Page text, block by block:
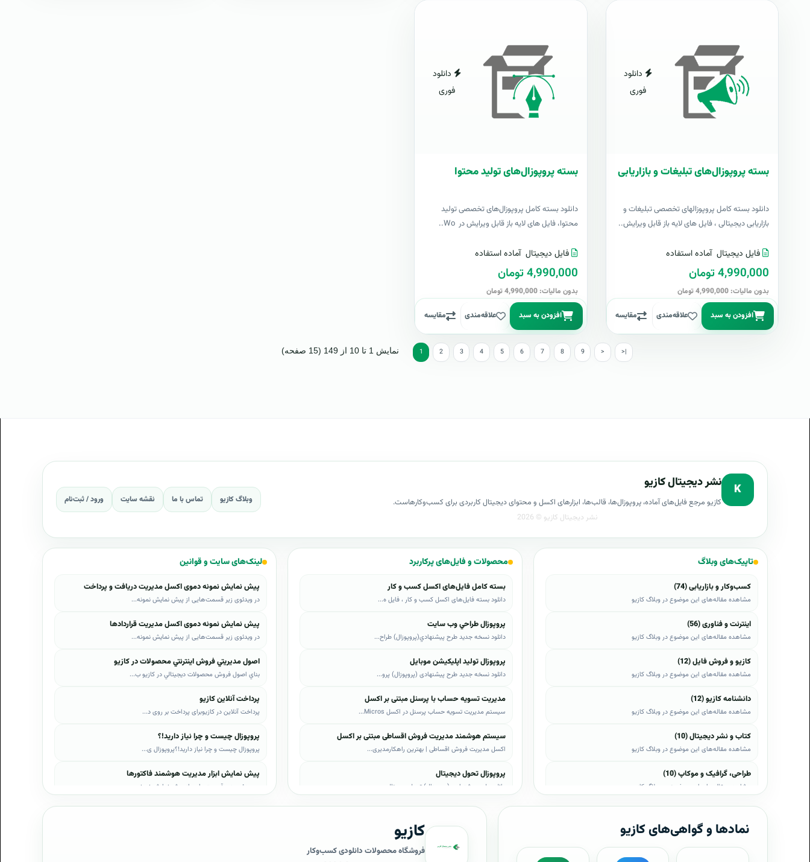
دانلود
فوری
بسته پروپوزال‌های تبلیغات و بازاریابی
دانلود بسته کامل پروپوزالهای تخصصی تبلیغات و
بازاریابی دیجیتالی ، فایل های لایه باز قابل ویرایش..
فایل دیجیتال آماده استفاده
4,990,000 تومان
بدون مالیات: 4,990,000 تومان
افزودن به سبد علاقه‌مندی مقایسه
دانلود
فوری
بسته پروپوزال‌های تولید محتوا
دانلود بسته کامل پروپوزال‌های تخصصی تولید
محتوا، فایل های لایه باز قابل ویرایش در Wo..
فایل دیجیتال آماده استفاده
4,990,000 تومان
بدون مالیات: 4,990,000 تومان
افزودن به سبد علاقه‌مندی مقایسه
1 2 3 4 5 6 7 8 9 > >| نمایش 1 تا 10 از 149 (15 صفحه)
K نشر دیجیتال کازیو
کازیو مرجع فایل‌های آماده، پروپوزال‌ها، قالب‌ها، ابزارهای اکسل و محتوای دیجیتال کاربردی برای کسب‌وکارهاست. وبلاگ کازیو تماس با ما نقشه سایت ورود / ثبت‌نام
تاپیک‌های وبلاگ
کسب‌وکار و بازاریابی (74)
مشاهده مقاله‌های این موضوع در وبلاگ کازیو
اینترنت و فناوری (56)
مشاهده مقاله‌های این موضوع در وبلاگ کازیو
کازیو و فروش فایل (12)
مشاهده مقاله‌های این موضوع در وبلاگ کازیو
دانشنامه کازیو (12)
مشاهده مقاله‌های این موضوع در وبلاگ کازیو
کتاب و نشر دیجیتال (10)
مشاهده مقاله‌های این موضوع در وبلاگ کازیو
طراحی، گرافیک و موکاپ (10)
مشاهده مقاله‌های این موضوع در وبلاگ کازیو
مشاهده مقاله‌های این موضوع در وبلاگ کازیو
موبایل و اندروید (6)
محصولات و فایل‌های پرکاربرد
بسته کامل فایل‌های اکسل کسب و کار
دانلود بسته فایل‌های اکسل کسب و کار ، فایل ه...
پروپوزال طراحي وب سايت
دانلود نسخه جدید طرح پيشنهادي(پروپوزال) طراح...
پروپوزال تولید اپلیکیشن موبایل
دانلود نسخه جدید طرح پیشنهادی (پروپوزال) پرو...
مدیریت تسویه حساب با پرسنل مبتنی بر اکسل
سیستم مدیریت تسویه حساب پرسنل در اکسل Micros...
سیستم هوشمند مدیریت فروش اقساطی مبتنی بر اکسل
اکسل مدیریت فروش اقساطی | بهترین راهکارمدیری...
پروپوزال تحول دیجیتال
دانلود طرح پیشنهادی (پروپوزال) تحول دیجیتال،...
پروپوزال AI
دانلود طرح پيشنهادي(پروپوزال) هوش مصنوعی (AI...
پروپوزال بیزاجی
لینک‌های سایت و قوانین
پیش نمایش نمونه دموی اکسل مدیریت دریافت و پرداخت
در ویدئوی زیر قسمت‌هایی از پیش نمایش نمونه...
پیش نمایش نمونه دموی اکسل مدیریت قراردادها
در ویدئوی زیر قسمت‌هایی از پیش نمایش نمونه...
اصول مديريتي فروش اينترنتي محصولات در کازيو
بناي اصول فروش محصولات ديجيتالي در کازيو ب...
پرداخت آنلاین کازیو
پرداخت آنلاین در کازیوبرای پرداخت بر روی د...
پروپوزال چیست و چرا نیاز دارید!؟
پروپوزال چیست و چرا نیاز دارید!؟پروپوزال ی...
پیش نمایش ابزار مدیریت هوشمند فاکتورها
در ویدئوی زیر قسمت‌هایی از پیش نمایش نمونه...
نمادها و گواهی‌های کازیو کازیو
فروشگاه محصولات دانلودی کسب‌وکار